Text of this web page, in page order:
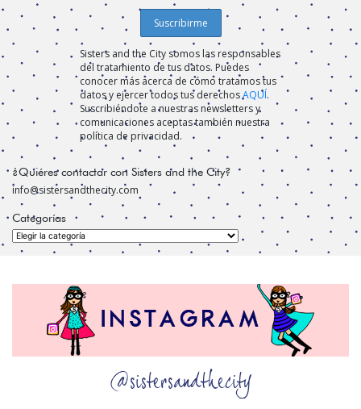
Sisters and the City somos las responsables
del tratamiento de tus datos. Puedes
conocer más acerca de cómo tratamos tus
datos y ejercer todos tus derechosAQUÍ.
Suscribiéndote a nuestras newsletters y
comunicaciones aceptas también nuestra
política de privacidad.
¿Quiéres contactar con Sisters and the City?
info@sistersandthecity.com
Categorías
Categorías
@sistersandthecity